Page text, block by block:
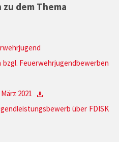
dem Thema
bzgl. Feuerwehrjugendbewerben
2021
über FDISK